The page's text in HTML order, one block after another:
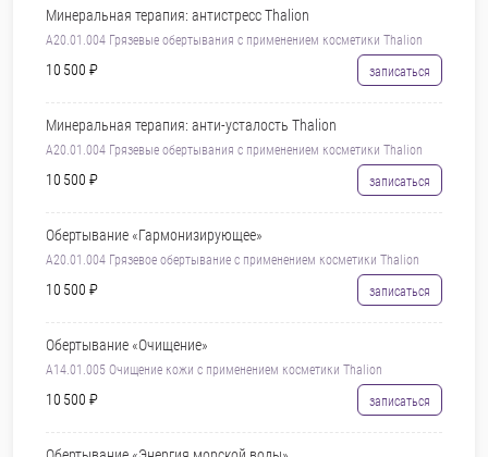
Минеральная терапия: антистресс Thalion
A20.01.004 Грязевые обертывания с применением косметики Thalion
10 500 ₽ записаться
Минеральная терапия: анти-усталость Thalion
A20.01.004 Грязевые обертывания с применением косметики Thalion
10 500 ₽ записаться
Обертывание «Гармонизирующее»
A20.01.004 Грязевое обертывание с применением косметики Thalion
10 500 ₽ записаться
Обертывание «Очищение»
A14.01.005 Очищение кожи с применением косметики Thalion
10 500 ₽ записаться